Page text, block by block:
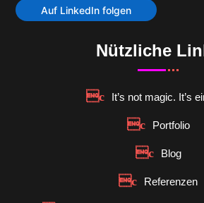
Auf LinkedIn folgen
Nützliche
It’s not magic. It’s
Portfolio
Blog
Referenzen